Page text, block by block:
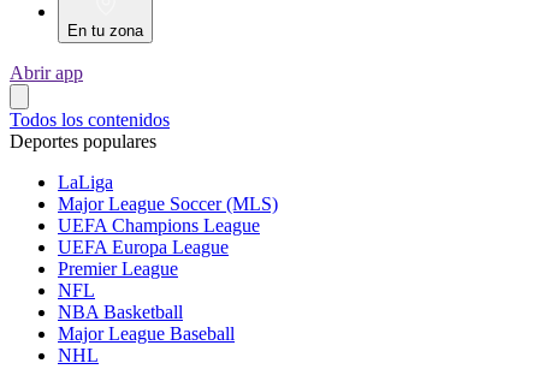
En tu zona
Abrir app
Todos los contenidos
Deportes populares
LaLiga
Major League Soccer (MLS)
UEFA Champions League
UEFA Europa League
Premier League
NFL
NBA Basketball
Major League Baseball
NHL